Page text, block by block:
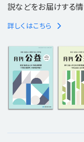
説などをお届けする情
詳しくはこちら